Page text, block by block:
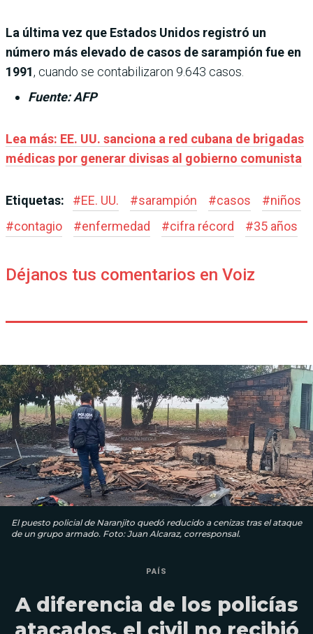
La última vez que Estados Unidos registró un
número más elevado de casos de sarampión fue en
1991, cuando se contabilizaron 9.643 casos.
Fuente: AFP
Lea más: EE. UU. sanciona a red cubana de brigadas
médicas por generar divisas al gobierno comunista
Etiquetas: #EE. UU. #sarampión #casos #niños
#contagio #enfermedad #cifra récord #35 años
Déjanos tus comentarios en Voiz
El puesto policial de Naranjito quedó reducido a cenizas tras el ataque
de un grupo armado. Foto: Juan Alcaraz, corresponsal.
PAÍS
A diferencia de los policías